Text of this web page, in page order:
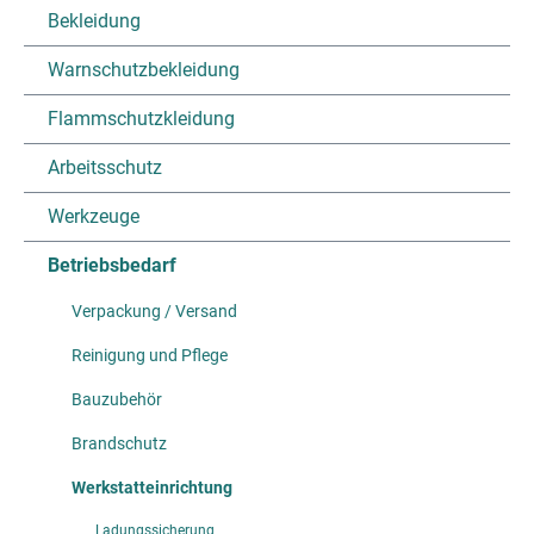
Bekleidung
Warnschutzbekleidung
Flammschutzkleidung
Arbeitsschutz
Werkzeuge
Betriebsbedarf
Verpackung / Versand
Reinigung und Pflege
Bauzubehör
Brandschutz
Werkstatteinrichtung
Ladungssicherung